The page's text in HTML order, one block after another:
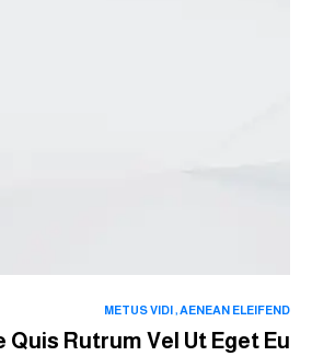
AENEAN ELEIFEND
METUS VIDI
Quis Rutrum Vel Ut Eget Eu